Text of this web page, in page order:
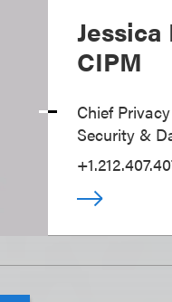
Jessica
CIPM
Chief
Security &